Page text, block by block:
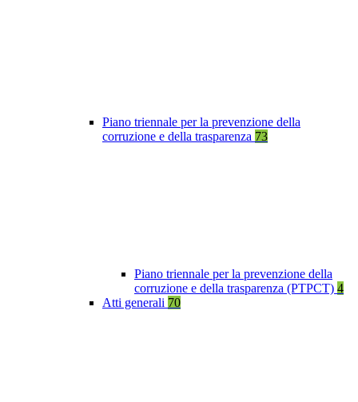
Piano triennale per la prevenzione della
corruzione e della trasparenza 73
Piano triennale per la prevenzione della
corruzione e della trasparenza (PTPCT) 4
Atti generali 70